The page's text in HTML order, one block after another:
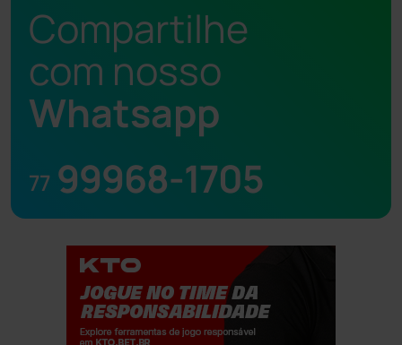
Compartilhe
com nosso
Whatsapp
77 99968-1705